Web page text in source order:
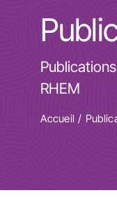
Equipements
R&D
Accès
Actualités
RHEM
Accueil